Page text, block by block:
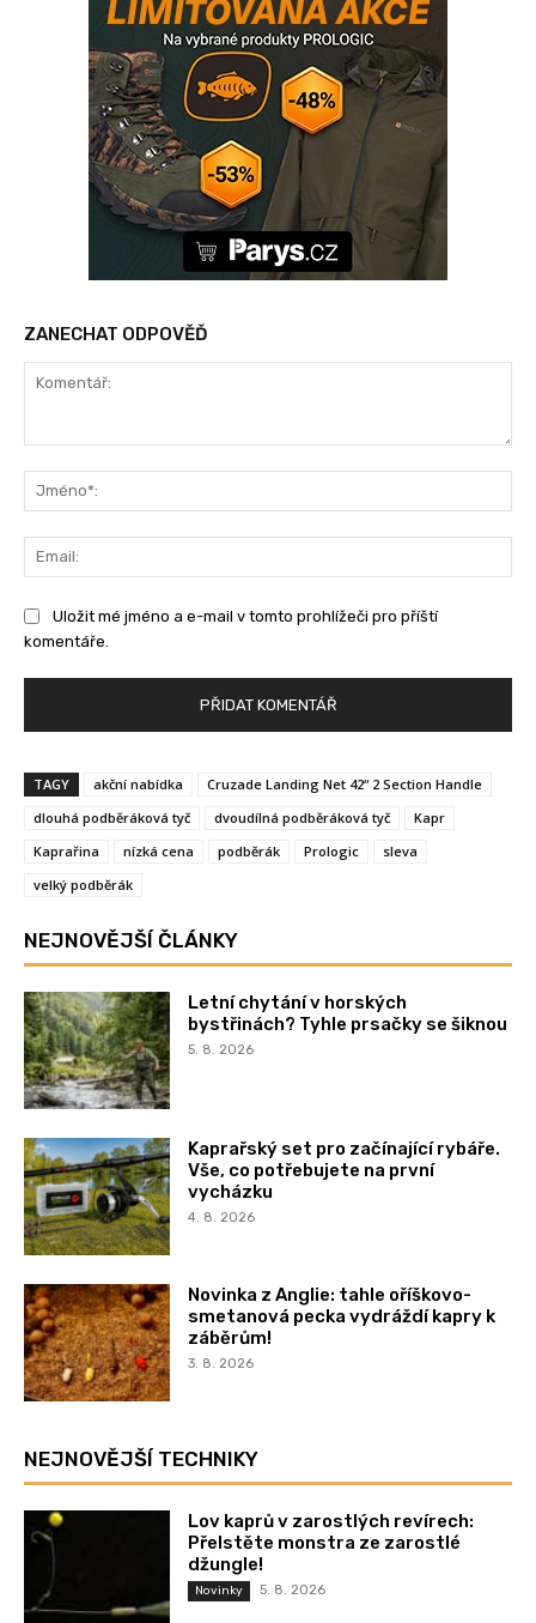
ZANECHAT ODPOVĚĎ
Uložit mé jméno a e-mail v tomto prohlížeči pro příští
komentáře.
TAGY akční nabídka
Cruzade Landing Net 42“ 2 Section Handle
dlouhá podběráková tyč
dvoudílná podběráková tyč
Kapr
Kaprařina
nízká cena podběrák Prologic
sleva
velký podběrák
NEJNOVĚJŠÍ ČLÁNKY
Letní chytání v horských
bystřinách? Tyhle prsačky se šiknou
5. 8. 2026
Kaprařský set pro začínající rybáře.
Vše, co potřebujete na první
vycházku
4. 8. 2026
Novinka z Anglie: tahle oříškovo-
smetanová pecka vydráždí kapry k
záběrům!
3. 8. 2026
NEJNOVĚJŠÍ TECHNIKY
Lov kaprů v zarostlých revírech:
Přelstěte monstra ze zarostlé
džungle!
Novinky 5. 8. 2026